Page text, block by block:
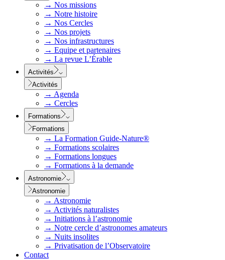
→ Nos missions
→ Notre histoire
→ Nos Cercles
→ Nos projets
→ Nos infrastructures
→ Equipe et partenaires
→ La revue L’Érable
Activités
Activités
→ Agenda
→ Cercles
Formations
Formations
→ La Formation Guide-Nature®
→ Formations scolaires
→ Formations longues
→ Formations à la demande
Astronomie
Astronomie
→ Astronomie
→ Activités naturalistes
→ Initiations à l’astronomie
→ Notre cercle d’astronomes amateurs
→ Nuits insolites
→ Privatisation de l’Observatoire
Contact